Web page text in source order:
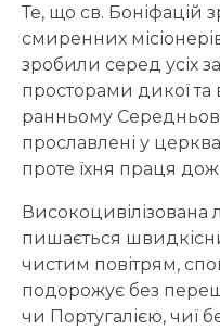
Те, що св. Боніфацій
смиренних
зробили серед усіх
просторами дикої та
ранньому
прославлені у
проте їхня праця
пишається
чистим повітрям,
подорожує без
чи Португалією, чиї